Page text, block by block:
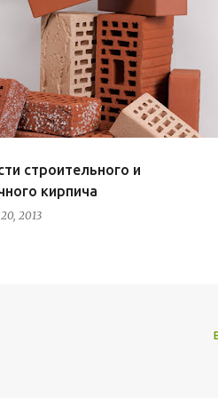
строительного и
кирпича
2013
МАТЕРИАЛЫ